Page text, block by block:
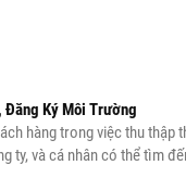
Đăng Ký Môi Trường
hàng trong việc thu
ty, và cá nhân có thể tìm